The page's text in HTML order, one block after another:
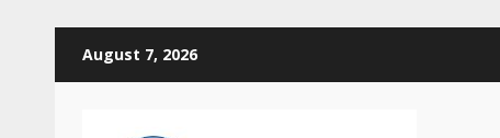
August 7, 2026